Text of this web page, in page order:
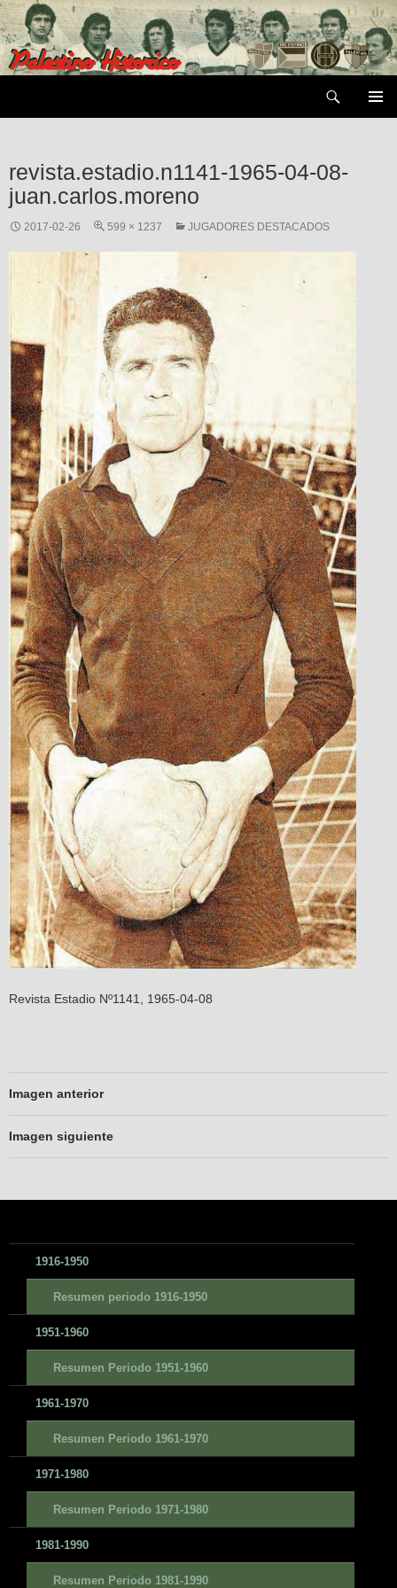
Saltar
al
contenido
revista.estadio.n1141-1965-04-08-
juan.carlos.moreno
2017-02-26 599 × 1237 JUGADORES DESTACADOS
Revista Estadio Nº1141, 1965-04-08
Imagen anterior
Imagen siguiente
1916-1950
Resumen periodo 1916-1950
1951-1960
Resumen Periodo 1951-1960
1961-1970
Resumen Periodo 1961-1970
1971-1980
Resumen Periodo 1971-1980
1981-1990
Resumen Periodo 1981-1990